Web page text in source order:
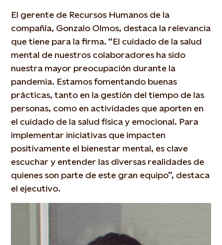
El gerente de Recursos Humanos de la
compañía, Gonzalo Olmos, destaca la relevancia
que tiene para la firma. “El cuidado de la salud
mental de nuestros colaboradores ha sido
nuestra mayor preocupación durante la
pandemia. Estamos fomentando buenas
prácticas, tanto en la gestión del tiempo de las
personas, como en actividades que aporten en
el cuidado de la salud física y emocional. Para
implementar iniciativas que impacten
positivamente el bienestar mental, es clave
escuchar y entender las diversas realidades de
quienes son parte de este gran equipo”, destaca
el ejecutivo.